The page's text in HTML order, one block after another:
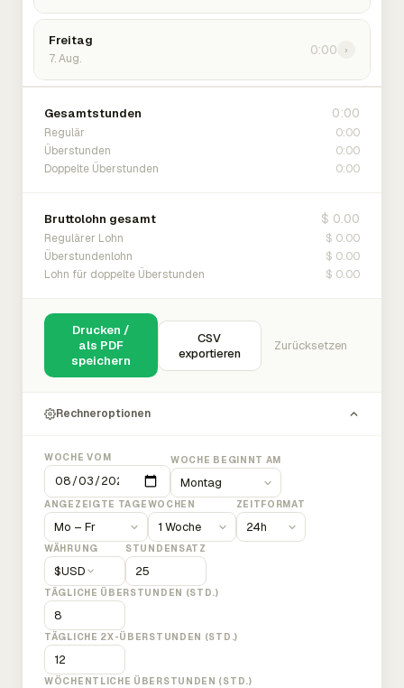
Freitag
7. Aug.
0:00 ›
Gesamtstunden 0:00
Regulär 0:00
Überstunden 0:00
Doppelte Überstunden 0:00
Bruttolohn gesamt $ 0.00
Regulärer Lohn $ 0.00
Überstundenlohn $ 0.00
Lohn für doppelte Überstunden $ 0.00
Drucken /
als PDF
speichern
CSV
exportieren
Zurücksetzen
Rechneroptionen
WOCHE VOM WOCHE BEGINNT AM
ANGEZEIGTE TAGEWOCHEN ZEITFORMAT
WÄHRUNG
$USD
STUNDENSATZ
TÄGLICHE ÜBERSTUNDEN (STD.)
TÄGLICHE 2X-ÜBERSTUNDEN (STD.)
WÖCHENTLICHE ÜBERSTUNDEN (STD.)